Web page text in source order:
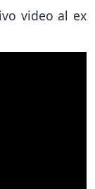
video al ex